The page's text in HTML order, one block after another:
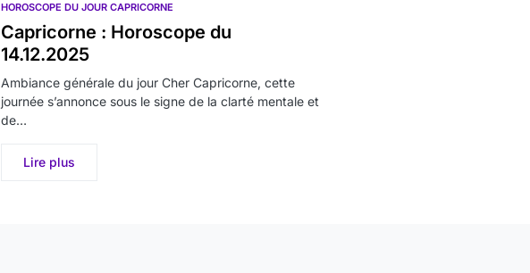
HOROSCOPE DU JOUR CAPRICORNE
Capricorne : Horoscope du
14.12.2025
Ambiance générale du jour Cher Capricorne, cette
journée s’annonce sous le signe de la clarté mentale et
de…
Lire plus